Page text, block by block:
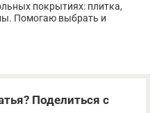
покрытиях: плитка,
Помогаю выбрать и
Поделиться с